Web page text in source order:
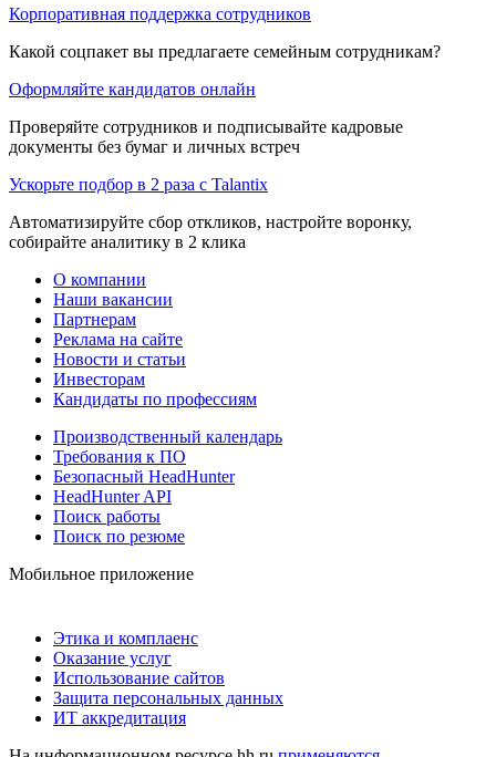
Корпоративная поддержка сотрудников
Какой соцпакет вы предлагаете семейным сотрудникам?
Оформляйте кандидатов онлайн
Проверяйте сотрудников и подписывайте кадровые
документы без бумаг и личных встреч
Ускорьте подбор в 2 раза с Talantix
Автоматизируйте сбор откликов, настройте воронку,
собирайте аналитику в 2 клика
О компании
Наши вакансии
Партнерам
Реклама на сайте
Новости и статьи
Инвесторам
Кандидаты по профессиям
Производственный календарь
Требования к ПО
Безопасный HeadHunter
HeadHunter API
Поиск работы
Поиск по резюме
Мобильное приложение
Этика и комплаенс
Оказание услуг
Использование сайтов
Защита персональных данных
ИТ аккредитация